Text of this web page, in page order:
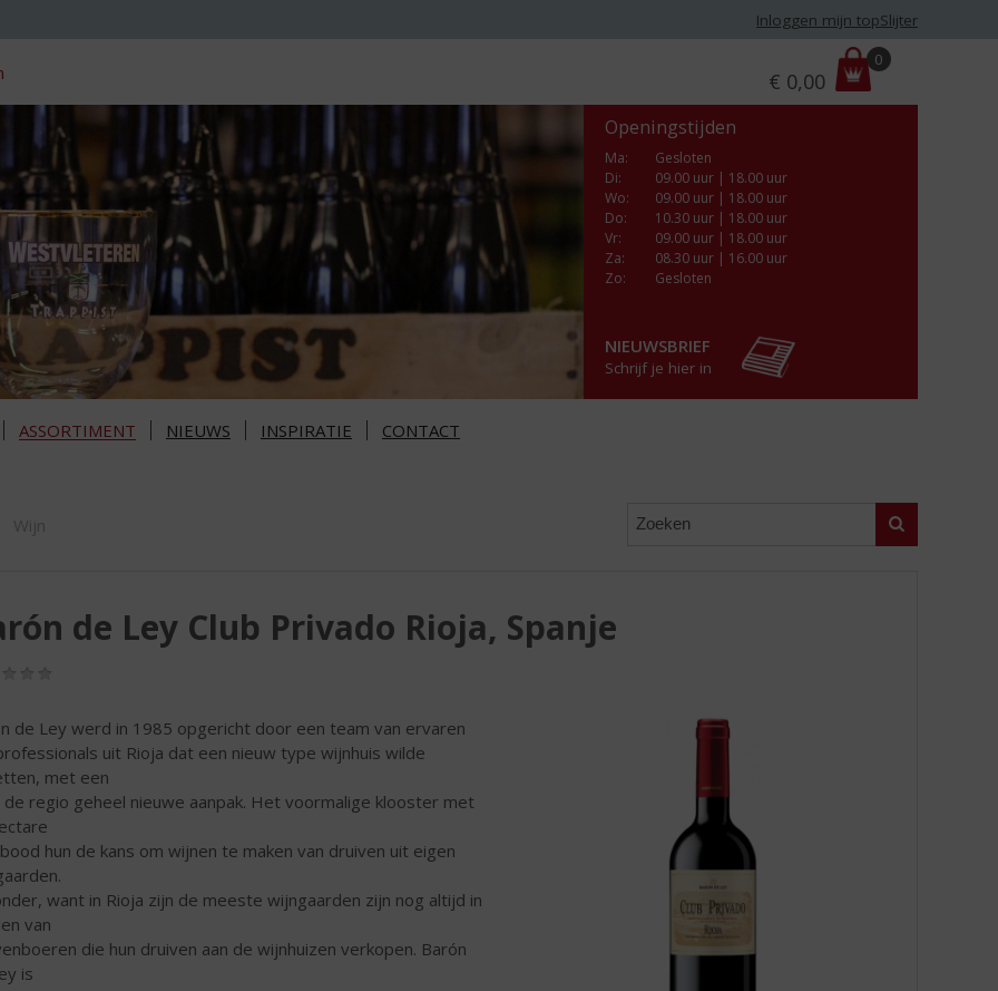
Inloggen mijn topSlijter
r
i
:
€ 0,00
0
Openingstijden
Ma:
Gesloten
Di:
09.00 uur | 18.00 uur
Wo:
09.00 uur | 18.00 uur
Do:
10.30 uur | 18.00 uur
Vr:
09.00 uur | 18.00 uur
Za:
08.30 uur | 16.00 uur
Zo:
Gesloten
NIEUWSBRIEF
Schrijf je hier in
ASSORTIMENT NIEUWS INSPIRATIE CONTACT
Zoeken
Wijn
de Ley Club Privado Rioja, Spanje
de Ley werd in 1985 opgericht door een team van ervaren
uit Rioja dat een nieuw type wijnhuis wilde
met een
regio geheel nieuwe aanpak. Het voormalige klooster met
hun de kans om wijnen te maken van druiven uit eigen
want in Rioja zijn de meeste wijngaarden zijn nog altijd in
van
die hun druiven aan de wijnhuizen verkopen. Barón
is